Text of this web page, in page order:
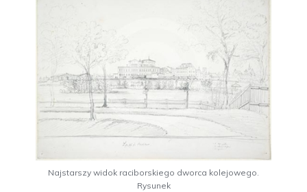
Najstarszy widok raciborskiego dworca kolejowego.
Rysunek